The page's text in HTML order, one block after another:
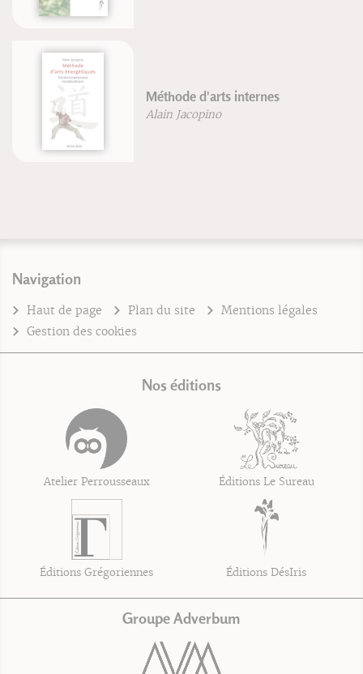
Méthode d'arts internes
Alain Jacopino
Navigation
Haut de page Plan du site
Mentions légales
Gestion des cookies
Nos éditions
Atelier Perrousseaux Éditions Le Sureau
Éditions Grégoriennes Éditions DésIris
Groupe Adverbum